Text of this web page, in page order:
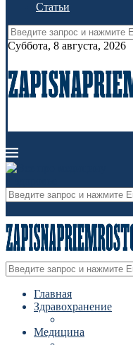
Статьи
Суббота, 8 августа, 2026
Главная
Здравохранение
Медицина